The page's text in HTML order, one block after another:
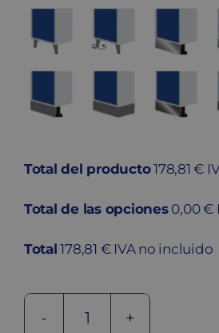
Total del producto178,81 €
Total de las opciones 0,00 €
Total 178,81 € IVA no incluido
Consigna